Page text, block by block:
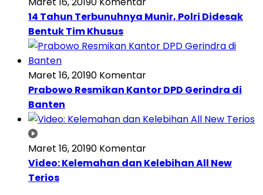
14 Tahun Terbunuhnya Munir, Polri Didesak
Bentuk Tim Khusus
Maret 16, 20190 Komentar
Prabowo Resmikan Kantor DPD Gerindra di
Banten
Maret 16, 20190 Komentar
Video: Kelemahan dan Kelebihan All New
Terios